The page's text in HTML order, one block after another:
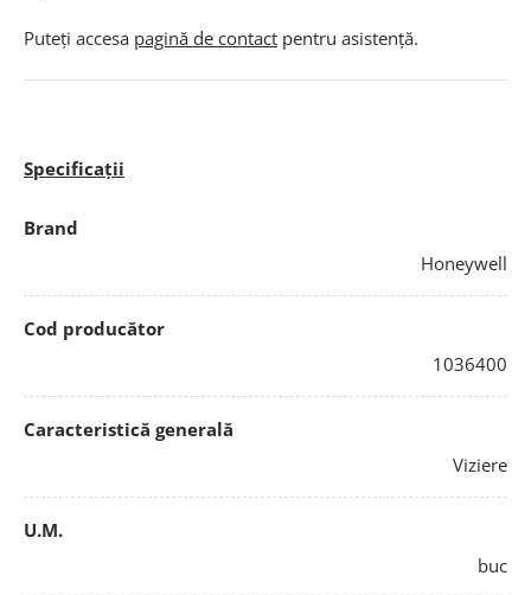
Puteți accesa pagină de contact pentru asistență.
Specificații
Brand
Honeywell
Cod producător
1036400
Caracteristică generală
Viziere
U.M.
buc